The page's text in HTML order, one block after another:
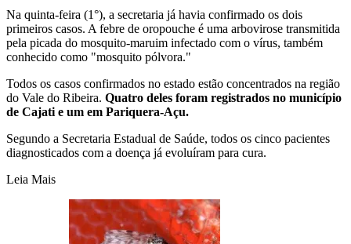
Na quinta-feira (1°), a secretaria já havia confirmado os dois
primeiros casos. A febre de oropouche é uma arbovirose transmitida
pela picada do mosquito-maruim infectado com o vírus, também
conhecido como "mosquito pólvora."
Todos os casos confirmados no estado estão concentrados na região
do Vale do Ribeira. Quatro deles foram registrados no município
de Cajati e um em Pariquera-Açu.
Segundo a Secretaria Estadual de Saúde, todos os cinco pacientes
diagnosticados com a doença já evoluíram para cura.
Leia Mais